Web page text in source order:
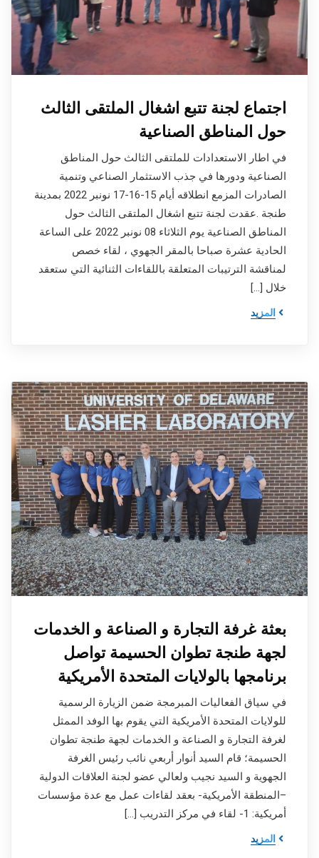
اجتماع لجنة تتبع اشغال الملتقى الثالث
حول المناطق الصناعية
في اطار الاستعدادات للملتقى الثالث حول المناطق
الصناعية ودورها في جذب الاستثمار الصناعي وتنمية
الصادرات المزمع انطلاقه أيام 15-16-17 نونبر 2022 بمدينة
طنجة .عقدت لجنة تتبع اشغال الملتقى الثالث حول
المناطق الصناعية يوم الثلاثاء 08 نونبر 2022 على الساعة
الحادية عشرة صباحا بالمقر الجهوي ، لقاء خصص
لمناقشة الترتيبات المتعلقة باللقاءات الثنائية التي ستعقد
خلال […]
المزيد
بعثة غرفة التجارة و الصناعة و الخدمات
لجهة طنجة تطوان الحسيمة تواصل
برنامجها بالولايات المتحدة الأمريكية
في سياق الفعاليات المبرمجة ضمن الزيارة الرسمية
للولايات المتحدة الأمريكية التي يقوم بها الوفد الممثل
لغرفة التجارة و الصناعة و الخدمات لجهة طنجة تطوان
الحسيمة؛ قام السيد أنوار أربعي نائب رئيس الغرفة
الجهوية و السيد نجيب ولعالي عضو لجنة العلاقات الدولية
–المنطقة الأمريكية- بعقد لقاءات عمل مع عدة مؤسسات
أمريكية: 1- لقاء في مركز التدريب […]
المزيد